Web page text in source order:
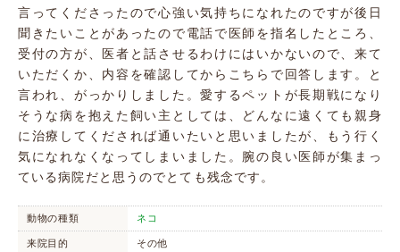
言ってくださったので心強い気持ちになれたのですが後日
聞きたいことがあったので電話で医師を指名したところ、
受付の方が、医者と話させるわけにはいかないので、来て
いただくか、内容を確認してからこちらで回答します。と
言われ、がっかりしました。愛するペットが長期戦になり
そうな病を抱えた飼い主としては、どんなに遠くても親身
に治療してくだされば通いたいと思いましたが、もう行く
気になれなくなってしまいました。腕の良い医師が集まっ
ている病院だと思うのでとても残念です。
動物の種類 ネコ
来院目的 その他